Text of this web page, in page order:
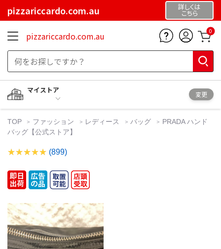
pizzariccardo.com.au 詳しくは
こちら
pizzariccardo.com.au 0
マイストア
変更
TOP ファッション レディース バッグ
PRADA ハンド
バッグ【公式ストア】
(899)